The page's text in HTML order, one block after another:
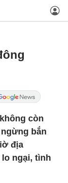
còn
bắn
địa
ngại, tình